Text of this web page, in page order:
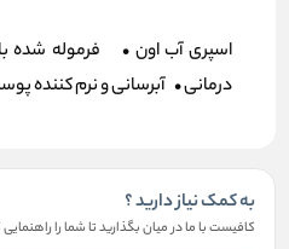
اسپری آب اون • فرموله شده
درمانی • آبرسانی و نرم کننده
به کمک نیاز دارید ؟
کافیست با ما در میان بگذارید تا شما را